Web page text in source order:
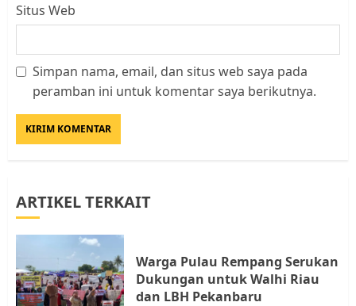
Situs Web
Simpan nama, email, dan situs web saya pada
peramban ini untuk komentar saya berikutnya.
ARTIKEL TERKAIT
Warga Pulau Rempang Serukan
Dukungan untuk Walhi Riau
dan LBH Pekanbaru
Kader Pajak jadi Penghubung
4
Datangi Pemko Batam, Warga
JULI 21, 2026 0